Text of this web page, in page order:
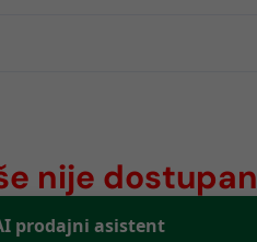
nije dostupan
prodajni asistent